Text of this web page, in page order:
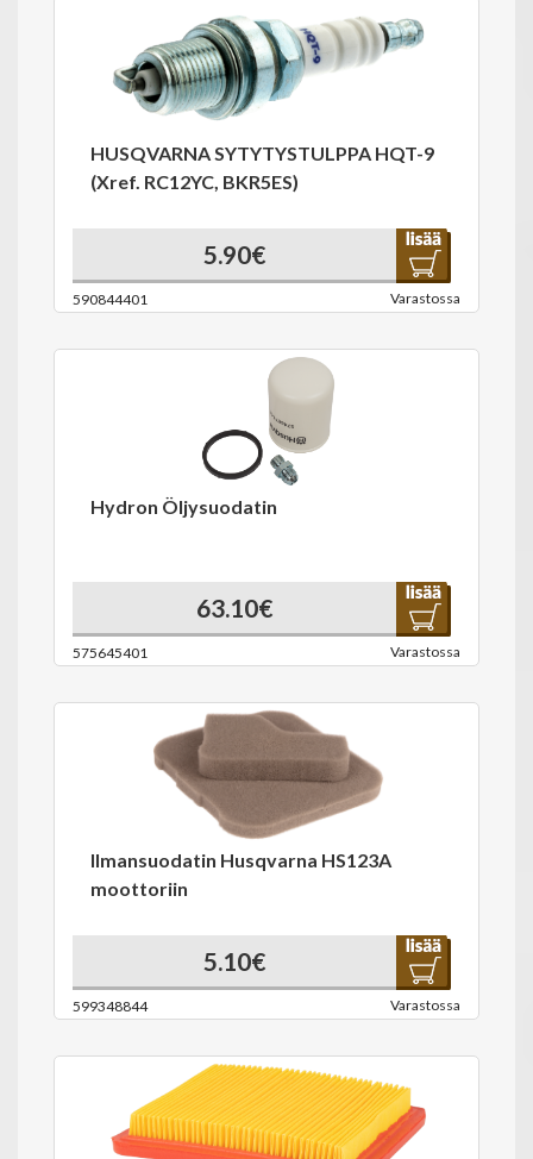
HUSQVARNA SYTYTYSTULPPA HQT-9
(Xref. RC12YC, BKR5ES)
5.90€
590844401 Varastossa
Hydron Öljysuodatin
63.10€
575645401 Varastossa
Ilmansuodatin Husqvarna HS123A
moottoriin
5.10€
599348844 Varastossa